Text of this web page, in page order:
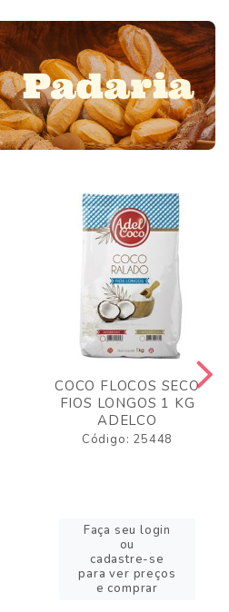
COCO FLOCOS SECO
FIOS LONGOS 1 KG
ADELCO
Código: 25448
Faça seu login
ou
cadastre-se
para ver preços
e comprar